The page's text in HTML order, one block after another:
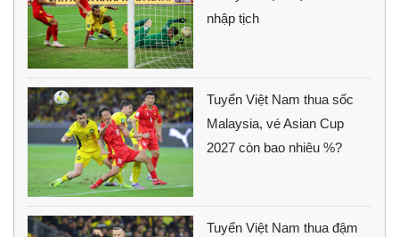
nhập tịch
Tuyển Việt Nam thua sốc
Malaysia, vé Asian Cup
2027 còn bao nhiêu %?
Tuyển Việt Nam thua đậm